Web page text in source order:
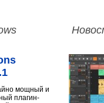
мощный и
плагин-